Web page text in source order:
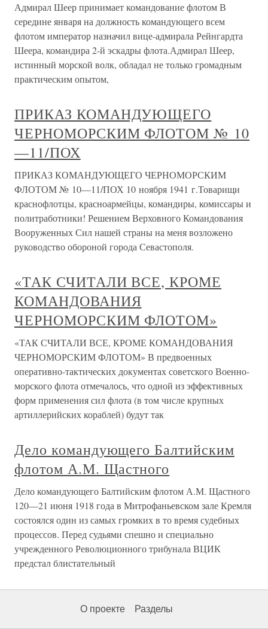
Адмирал Шеер принимает командование флотом В
середине января на должность командующего всем
флотом император назначил вице-адмирала Рейнгардта
Шеера, командира 2-й эскадры флота.Адмирал Шеер,
истинный морской волк, обладал не только громадным
практическим опытом,
ПРИКАЗ КОМАНДУЮЩЕГО
ЧЕРНОМОРСКИМ ФЛОТОМ № 10
—11/ПОХ
ПРИКАЗ КОМАНДУЮЩЕГО ЧЕРНОМОРСКИМ
ФЛОТОМ № 10—11/ПОХ 10 ноября 1941 г.Товарищи
краснофлотцы, красноармейцы, командиры, комиссары и
политработники! Решением Верховного Командования
Вооруженных Сил нашей страны на меня возложено
руководство обороной города Севастополя.
«ТАК СЧИТАЛИ ВСЕ, КРОМЕ
КОМАНДОВАНИЯ
ЧЕРНОМОРСКИМ ФЛОТОМ»
«ТАК СЧИТАЛИ ВСЕ, КРОМЕ КОМАНДОВАНИЯ
ЧЕРНОМОРСКИМ ФЛОТОМ» В предвоенных
оперативно-тактических документах советского Военно-
морского флота отмечалось, что одной из эффективных
форм применения сил флота (в том числе крупных
артиллерийских кораблей) будут так
Дело командующего Балтийским
флотом А.М. Щастного
Дело командующего Балтийским флотом А.М. Щастного
120—21 июня 1918 года в Митрофаньевском зале Кремля
состоялся один из самых громких в то время судебных
процессов. Перед судьями спешно и специально
учрежденного Революционного трибунала ВЦИК
предстал блистательный
О проекте Разделы